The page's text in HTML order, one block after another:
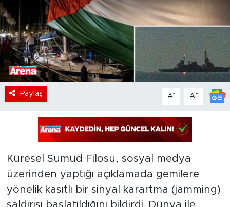
Paylaş A- A+
Küresel Sumud Filosu, sosyal medya
üzerinden yaptığı açıklamada gemilere
yönelik kasıtlı bir sinyal karartma (jamming)